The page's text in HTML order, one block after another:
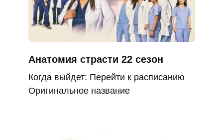
Анатомия страсти 22 сезон
Когда выйдет: Перейти к расписанию
Оригинальное название